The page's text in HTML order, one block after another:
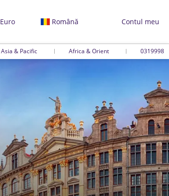
Euro Română Contul meu
Asia & Pacific Africa & Orient 0319998